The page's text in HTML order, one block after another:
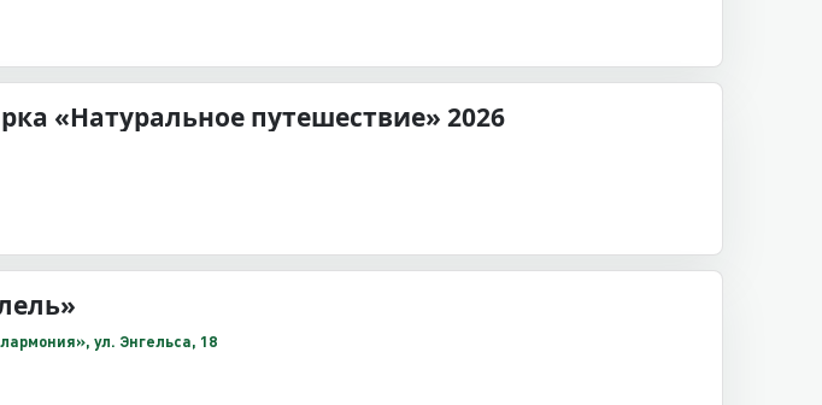
«Натуральное путешествие» 2026
ул. Энгельса, 18